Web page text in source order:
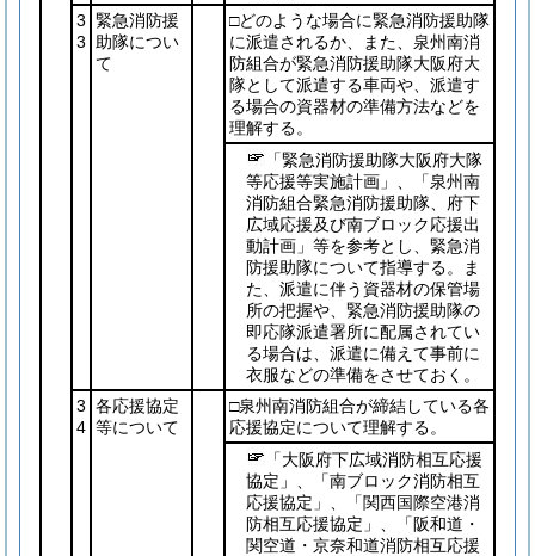
3
3
緊急消防援
助隊につい
て
□どのような場合に緊急消防援助隊
に派遣されるか、また、泉州南消
防組合が緊急消防援助隊大阪府大
隊として派遣する車両や、派遣す
る場合の資器材の準備方法などを
理解する。
「緊急消防援助隊大阪府大隊
等応援等実施計画」、「泉州南
消防組合緊急消防援助隊、府下
広域応援及び南ブロック応援出
動計画」等を参考とし、緊急消
防援助隊について指導する。ま
た、派遣に伴う資器材の保管場
所の把握や、緊急消防援助隊の
即応隊派遣署所に配属されてい
る場合は、派遣に備えて事前に
衣服などの準備をさせておく。
3
4
各応援協定
等について
□泉州南消防組合が締結している各
応援協定について理解する。
「大阪府下広域消防相互応援
協定」、「南ブロック消防相互
応援協定」、「関西国際空港消
防相互応援協定」、「阪和道・
関空道・京奈和道消防相互応援